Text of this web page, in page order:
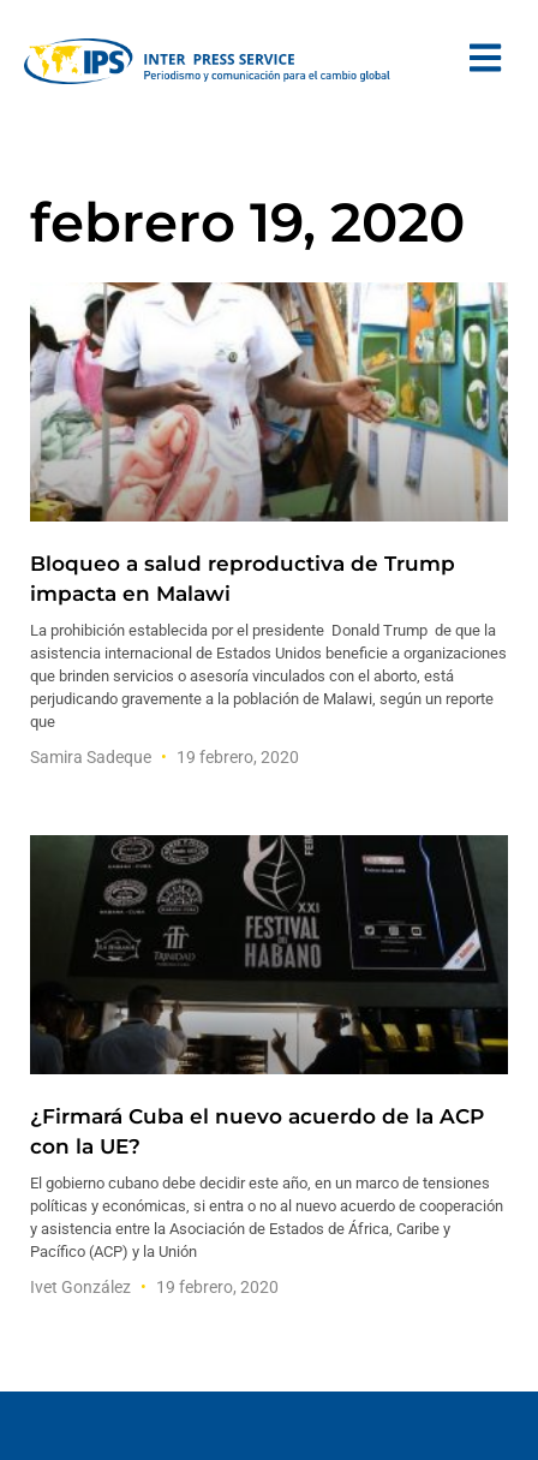
febrero 19, 2020
Bloqueo a salud reproductiva de Trump
impacta en Malawi
La prohibición establecida por el presidente Donald Trump de que la
asistencia internacional de Estados Unidos beneficie a organizaciones
que brinden servicios o asesoría vinculados con el aborto, está
perjudicando gravemente a la población de Malawi, según un reporte
que
Samira Sadeque 19 febrero, 2020
¿Firmará Cuba el nuevo acuerdo de la ACP
con la UE?
El gobierno cubano debe decidir este año, en un marco de tensiones
políticas y económicas, si entra o no al nuevo acuerdo de cooperación
y asistencia entre la Asociación de Estados de África, Caribe y
Pacífico (ACP) y la Unión
Ivet González 19 febrero, 2020